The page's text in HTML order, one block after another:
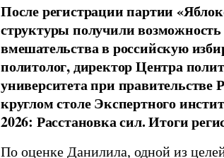
После регистрации партии
структуры получили
вмешательства в российскую
политолог, директор Центра
университета при
круглом столе Экспертного
2026: Расстановка сил. Итоги
По оценке Данилила, одной из